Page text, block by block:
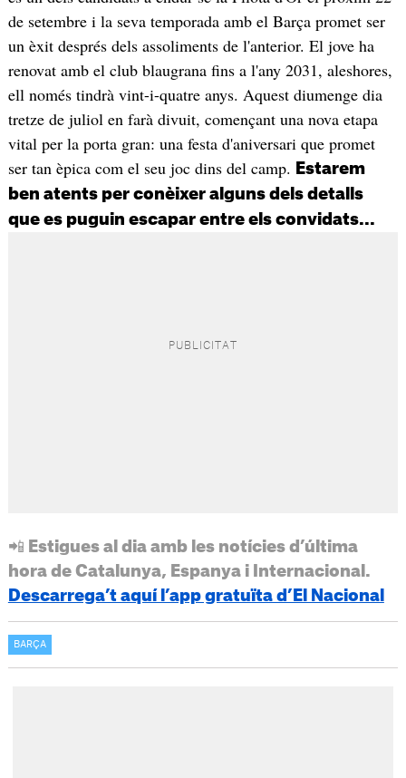
de setembre i la seva temporada amb el Barça promet ser
un èxit després dels assoliments de l'anterior. El jove ha
renovat amb el club blaugrana fins a l'any 2031, aleshores,
ell només tindrà vint-i-quatre anys. Aquest diumenge dia
tretze de juliol en farà divuit, començant una nova etapa
vital per la porta gran: una festa d'aniversari que promet
ser tan èpica com el seu joc dins del camp.
Estarem
ben atents per conèixer alguns dels detalls
que es puguin escapar entre els convidats...
📲 Estigues al dia amb les notícies d’última
hora de Catalunya, Espanya i Internacional.
Descarrega’t aquí l’app gratuïta d’El Nacional
BARÇA